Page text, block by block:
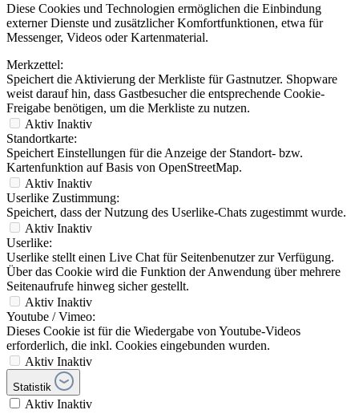
Diese Cookies und Technologien ermöglichen die Einbindung
externer Dienste und zusätzlicher Komfortfunktionen, etwa für
Messenger, Videos oder Kartenmaterial.
Merkzettel:
Speichert die Aktivierung der Merkliste für Gastnutzer. Shopware
weist darauf hin, dass Gastbesucher die entsprechende Cookie-
Freigabe benötigen, um die Merkliste zu nutzen.
Aktiv Inaktiv
Standortkarte:
Speichert Einstellungen für die Anzeige der Standort- bzw.
Kartenfunktion auf Basis von OpenStreetMap.
Aktiv Inaktiv
Userlike Zustimmung:
Speichert, dass der Nutzung des Userlike-Chats zugestimmt wurde.
Aktiv Inaktiv
Userlike:
Userlike stellt einen Live Chat für Seitenbenutzer zur Verfügung.
Über das Cookie wird die Funktion der Anwendung über mehrere
Seitenaufrufe hinweg sicher gestellt.
Aktiv Inaktiv
Youtube / Vimeo:
Dieses Cookie ist für die Wiedergabe von Youtube-Videos
erforderlich, die inkl. Cookies eingebunden wurden.
Aktiv Inaktiv
Statistik
Aktiv Inaktiv